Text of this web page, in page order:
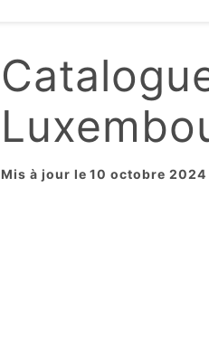
Mis à jour le 10 octobre 2024